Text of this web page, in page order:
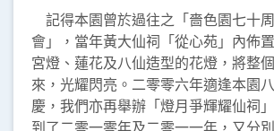
記得本園曾於過往之「嗇色園七十
會」，當年黃大仙祠「從心苑」內佈
宮燈、蓮花及八仙造型的花燈，將整
來，光耀閃亮。二零零六年適逢本園
慶，我們亦再舉辦「燈月爭輝耀仙祠